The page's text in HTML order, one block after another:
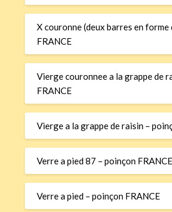
X couronne (deux barres en forme
FRANCE
Vierge couronnee a la grappe de
FRANCE
Vierge a la grappe de raisin –
Verre a pied 87 – poinçon FRANCE
Verre a pied – poinçon FRANCE